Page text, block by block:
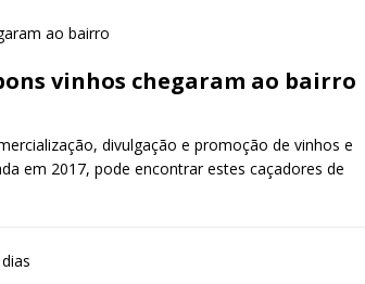
vinhos chegaram ao bairro
divulgação e promoção de vinhos e
em 2017, pode encontrar estes caçadores de